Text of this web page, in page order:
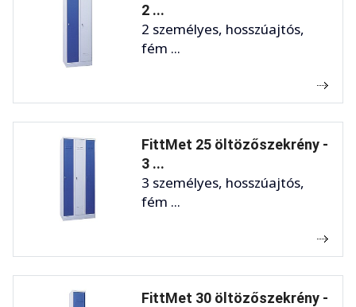
2 ...
2 személyes, hosszúajtós,
fém ...
FittMet 25 öltözőszekrény -
3 ...
3 személyes, hosszúajtós,
fém ...
FittMet 30 öltözőszekrény -